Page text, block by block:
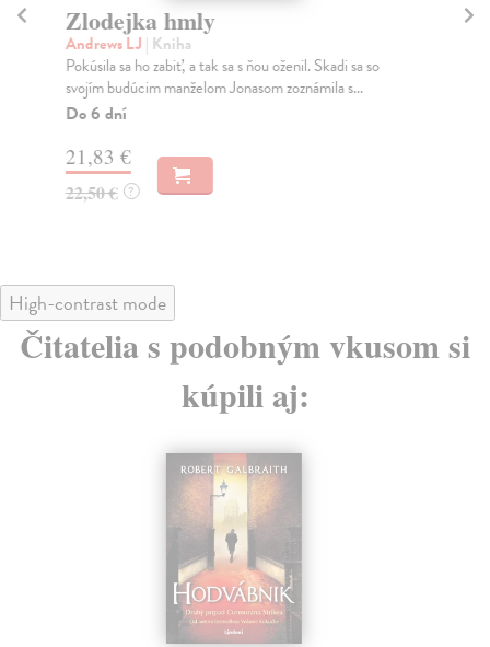
Zlodejka hmly
Andrews LJ | Kniha
Pokúsila sa ho zabiť, a tak sa s ňou oženil. Skadi sa so
svojím budúcim manželom Jonasom zoznámila s...
Do 6 dní
21,83 €
22,50 € ?
High-contrast mode
Čitatelia s podobným vkusom si
kúpili aj: